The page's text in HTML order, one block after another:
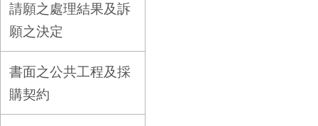
請願之處理結果及訴
願之決定
書面之公共工程及採
購契約